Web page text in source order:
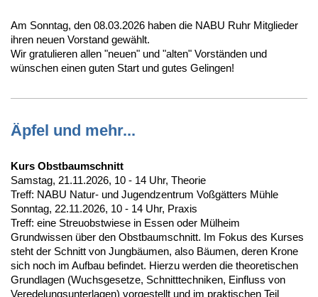
Am Sonntag, den 08.03.2026 haben die NABU Ruhr Mitglieder
ihren neuen Vorstand gewählt.
Wir gratulieren allen "neuen" und "alten" Vorständen und
wünschen einen guten Start und gutes Gelingen!
Äpfel und mehr...
Kurs Obstbaumschnitt
Samstag, 21.11.2026, 10 - 14 Uhr, Theorie
Treff: NABU Natur- und Jugendzentrum Voßgätters Mühle
Sonntag, 22.11.2026, 10 - 14 Uhr, Praxis
Treff: eine Streuobstwiese in Essen oder Mülheim
Grundwissen über den Obstbaumschnitt. Im Fokus des Kurses
steht der Schnitt von Jungbäumen, also Bäumen, deren Krone
sich noch im Aufbau befindet. Hierzu werden die theoretischen
Grundlagen (Wuchsgesetze, Schnitttechniken, Einfluss von
Veredelungsunterlagen) vorgestellt und im praktischen Teil